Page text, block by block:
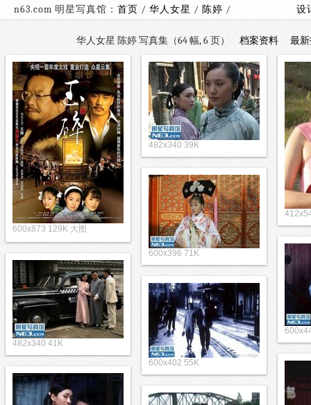
n63.com 明星写真馆： 首页 / 华人女星 / 陈婷 / 设
华人女星 陈婷 写真集（64 幅, 6 页） 档案资料 最
600x873 129K 大图
482x340 39K
600x396 71K
482x340 41K
600x402 55K